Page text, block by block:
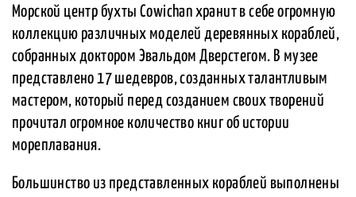
Морской центр бухты Cowichan хранит в себе огромную
коллекцию различных моделей деревянных кораблей,
собранных доктором Эвальдом Дверстегом. В музее
представлено 17 шедевров, созданных талантливым
мастером, который перед созданием своих творений
прочитал огромное количество книг об истории
мореплавания.
Большинство из представленных кораблей выполнены